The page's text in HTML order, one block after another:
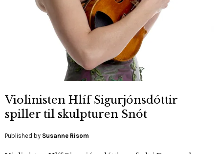
Violin­isten Hlíf Sigur­jóns­dótt­ir
spiller til skulpturen Snót
Published by Susanne Risom